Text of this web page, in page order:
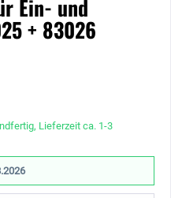
Ein- und
+ 83026
Lieferzeit ca. 1-3